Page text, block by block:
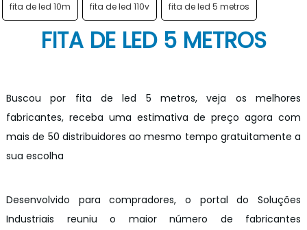
fita de led 10m fita de led 110v fita de led 5 metros
FITA DE LED 5 METROS
Buscou por fita de led 5 metros, veja os melhores
fabricantes, receba uma estimativa de preço agora com
mais de 50 distribuidores ao mesmo tempo gratuitamente a
sua escolha
Desenvolvido para compradores, o portal do Soluções
Industriais reuniu o maior número de fabricantes